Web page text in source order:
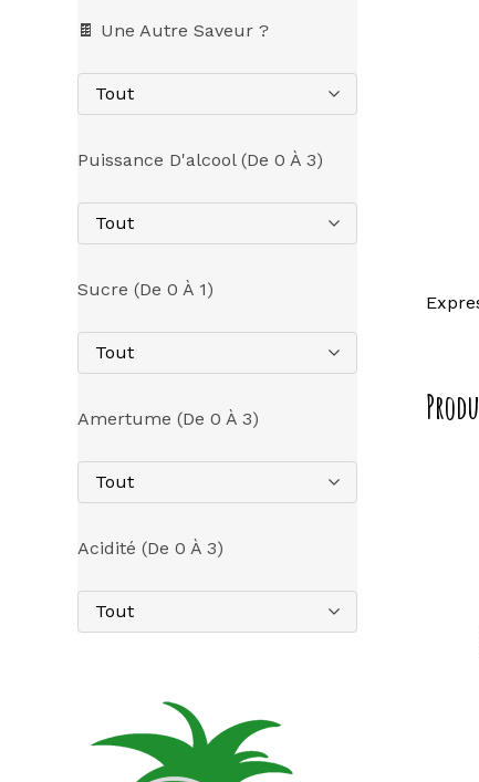
🍫 Une Autre Saveur ?
Tout
Puissance D'alcool (de 0 À 3)
Tout
Sucre (de 0 À 1)
Tout
Amertume (de 0 À 3)
Tout
Acidité (de 0 À 3)
Tout